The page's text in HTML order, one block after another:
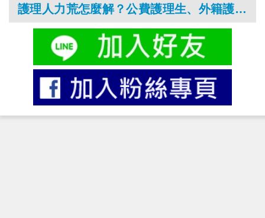
護理人力荒怎麼解？公費護理生、外籍護理師與AI智慧護理成醫療缺工解方